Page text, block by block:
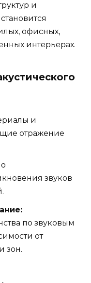
и
офисных,
интерьерах.
и
отражение
звуков
по звуковым
от
зон.